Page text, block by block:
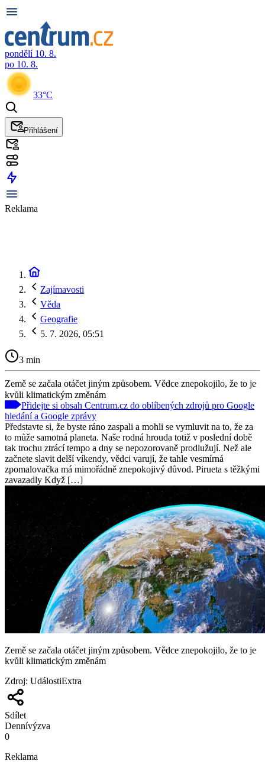
pondělí 10. 8.
po 10. 8.
33°C
Přihlášení
Reklama
Zajímavosti
Věda
Geografie
5. 7. 2026, 05:51
3 min
Země se začala otáčet jiným způsobem. Vědce znepokojilo, že to je
kvůli klimatickým změnám
Přidejte si obsah Centrum.cz do oblíbených zdrojů pro Google
hledání a Google zprávy
Představte si, že byste ráno zaspali a mohli se vymluvit na to, že za
to může samotná planeta. Naše rodná hrouda totiž v poslední době
tak trochu ztrácí tempo a dny se nepozorovaně prodlužují. Než ale
začnete slavit delší víkendy, vědci varují, že tahle vesmírná
zpomalovačka má mimořádně znepokojivý důvod. Pirueta s těžkými
zavazadly Když […]
Země se začala otáčet jiným způsobem. Vědce znepokojilo, že to je
kvůli klimatickým změnám
Zdroj: UdálostiExtra
Sdílet
Dennívýzva
0
Reklama